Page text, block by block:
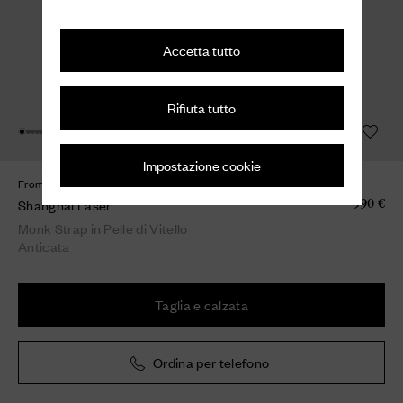
Accetta tutto
Rifiuta tutto
Impostazione cookie
From the Archive
Shanghai Laser
Monk Strap in Pelle di Vitello
Anticata
990 €
Taglia e calzata
Ordina per telefono